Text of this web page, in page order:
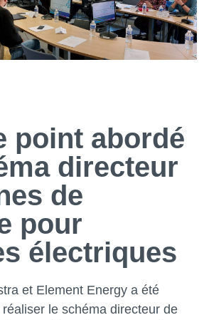
point abordé
directeur
de
pour
électriques
et Element Energy a été
le schéma directeur de